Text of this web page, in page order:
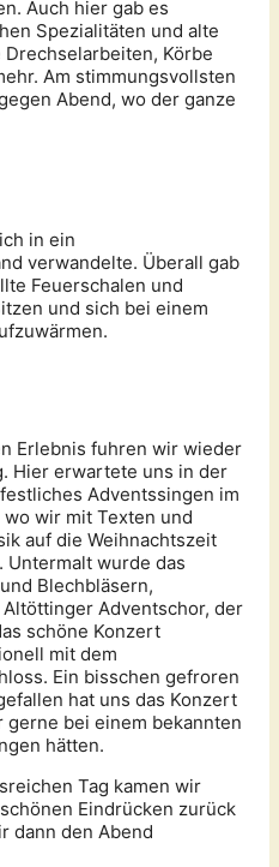
Auch hier gab es
Spezialitäten und alte
Körbe
Am stimmungsvollsten
Abend, wo der ganze
in ein
verwandelte. Überall gab
Feuerschalen und
und sich bei einem
Erlebnis fuhren wir wieder
Hier erwartete uns in der
Adventssingen im
wir mit Texten und
auf die Weihnachtszeit
wurde das
Blechbläsern,
Adventschor, der
schöne Konzert
mit dem
Ein bisschen gefroren
hat uns das Konzert
bei einem bekannten
hätten.
Tag kamen wir
Eindrücken zurück
dann den Abend